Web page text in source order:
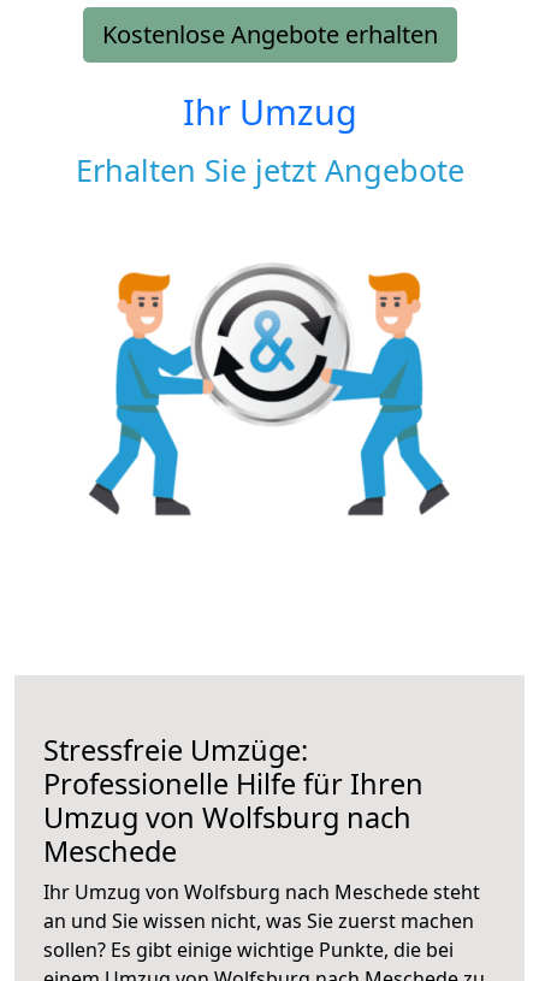
Kostenlose Angebote erhalten
Ihr Umzug
Erhalten Sie jetzt Angebote
Stressfreie Umzüge:
Professionelle Hilfe für Ihren
Umzug von Wolfsburg nach
Meschede
Ihr Umzug von Wolfsburg nach Meschede steht
an und Sie wissen nicht, was Sie zuerst machen
sollen? Es gibt einige wichtige Punkte, die bei